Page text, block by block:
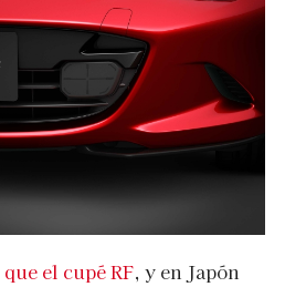
que el cupé RF, y en Japón